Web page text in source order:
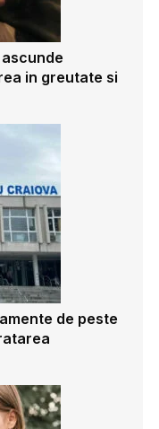
in greutate si
de peste